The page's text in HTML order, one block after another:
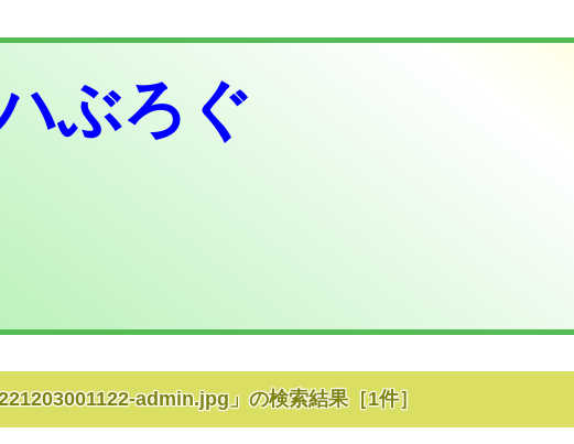
ぶろぐ
admin.jpg」の検索結果［1件］